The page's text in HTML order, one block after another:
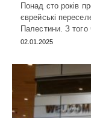
Понад сто років
єврейські
Палестини. З того
02.01.2025